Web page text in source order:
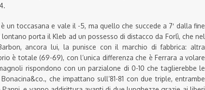
un toccasana e vale il -5, ma quello che succede a 7′ dalla fine
lontano porta il Kleb ad un possesso di distacco da Forlì, che nel
ancora lui, la punisce con il marchio di fabbrica: altra
è totale (69-69), con l’unica differenza che è Ferrara a volare
rispondono con un parzialone di 0-10 che taglierebbe le
che impattano sull’81-81 con due triple, entrambe